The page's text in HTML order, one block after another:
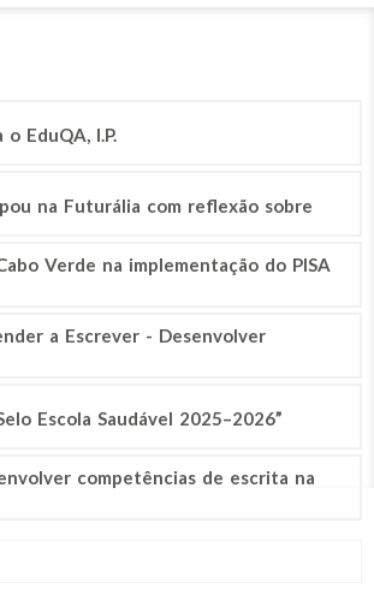
EduQA, I.P.
na Futurália com reflexão sobre
Verde na implementação do PISA
a Escrever - Desenvolver
Escola Saudável 2025–2026”
competências de escrita na